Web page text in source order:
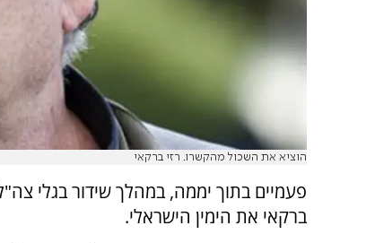
הוציא את השכול מהקשרו. רזי ברקאי
פעמיים בתוך יממה, במהלך שידור בגלי
ברקאי את הימין הישראלי.